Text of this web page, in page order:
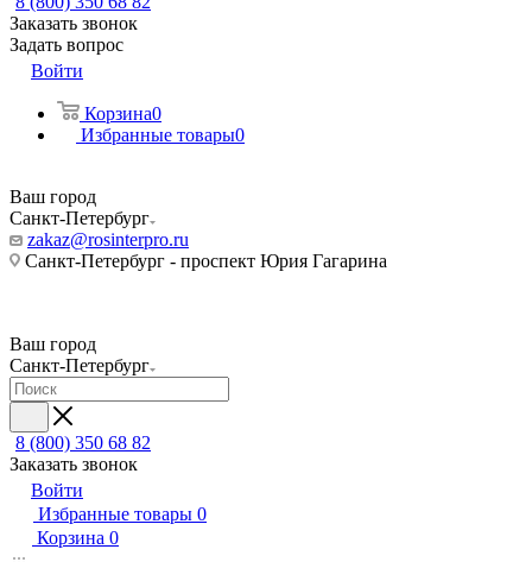
Заказать звонок
Задать вопрос
Войти
Корзина0
Избранные товары0
Ваш город
Санкт-Петербург
zakaz@rosinterpro.ru
Санкт-Петербург - проспект Юрия Гагарина
Ваш город
Санкт-Петербург
8 (800) 350 68 82
Заказать звонок
Войти
Избранные товары 0
Корзина 0